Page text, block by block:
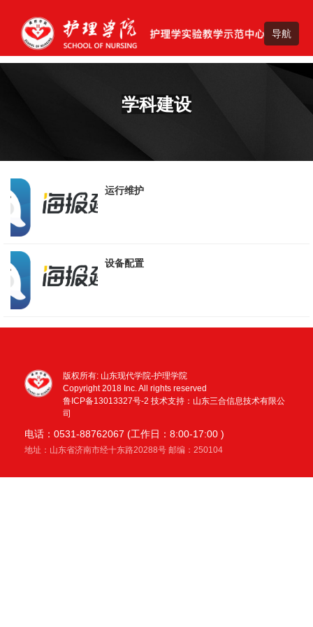
学科建设
运行维护
设备配置
版权所有: 山东现代学院-护理学院
Copyright 2018 Inc. All rights reserved
鲁ICP备13013327号-2 技术支持：山东三合信息技术有限公
司
电话：0531-88762067 (工作日：8:00-17:00 )
地址：山东省济南市经十东路20288号 邮编：250104